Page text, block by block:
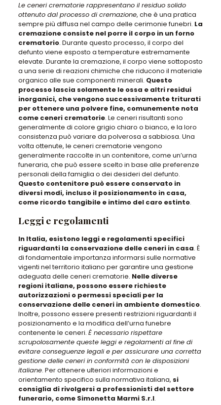
Le ceneri crematorie rappresentano il residuo solido
ottenuto dal processo di cremazione, che è una pratica
sempre più diffusa nel campo delle cerimonie funebri. La
cremazione consiste nel porre il corpo in un forno
crematorio. Durante questo processo, il corpo del
defunto viene esposto a temperature estremamente
elevate. Durante la cremazione, il corpo viene sottoposto
a una serie di reazioni chimiche che riducono il materiale
organico alle sue componenti minerali. Questo
processo lascia solamente le ossa e altri residui
inorganici, che vengono successivamente triturati
per ottenere una polvere fine, comunemente nota
come ceneri crematorie. Le ceneri risultanti sono
generalmente di colore grigio chiaro o bianco, e la loro
consistenza può variare da polverosa a sabbiosa. Una
volta ottenute, le ceneri crematorie vengono
generalmente raccolte in un contenitore, come un’urna
funeraria, che può essere scelto in base alle preferenze
personali della famiglia o dei desideri del defunto.
Questo contenitore può essere conservato in
diversi modi, incluso il posizionamento in casa,
come ricordo tangibile e intimo del caro estinto.
Leggi e regolamenti
In Italia, esistono leggi e regolamenti specifici
riguardanti la conservazione delle ceneri in casa. È
di fondamentale importanza informarsi sulle normative
vigenti nel territorio italiano per garantire una gestione
adeguata delle ceneri crematorie. Nelle diverse
regioni italiane, possono essere richieste
autorizzazioni o permessi speciali per la
conservazione delle ceneri in ambiente domestico.
Inoltre, possono essere presenti restrizioni riguardanti il
posizionamento e la modifica dell’urna funebre
contenente le ceneri. È necessario rispettare
scrupolosamente queste leggi e regolamenti al fine di
evitare conseguenze legali e per assicurare una corretta
gestione delle ceneri in conformità con le disposizioni
italiane. Per ottenere ulteriori informazioni e
orientamento specifico sulla normativa italiana, si
consiglia di rivolgersi a professionisti del settore
funerario, come Simonetta Marmi S.r.l.